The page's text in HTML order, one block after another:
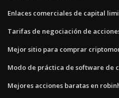
Enlaces comerciales de capital
Tarifas de negociación de
Mejor sitio para comprar
Modo de práctica de software de
Mejores acciones baratas en